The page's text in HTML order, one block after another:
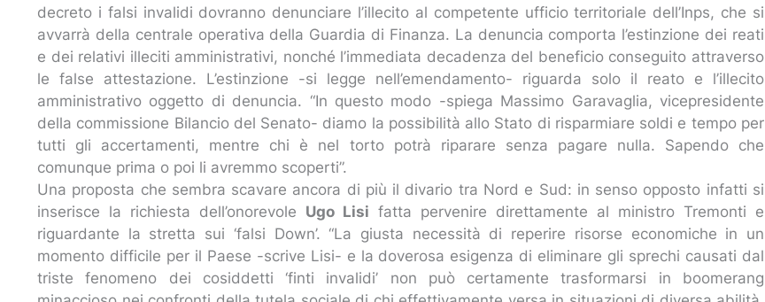
decreto i falsi invalidi dovranno denunciare l’illecito al competente ufficio territoriale dell’Inps, che si
avvarrà della centrale operativa della Guardia di Finanza. La denuncia comporta l’estinzione dei reati
e dei relativi illeciti amministrativi, nonché l’immediata decadenza del beneficio conseguito attraverso
le false attestazione. L’estinzione -si legge nell’emendamento- riguarda solo il reato e l’illecito
amministrativo oggetto di denuncia. “In questo modo -spiega Massimo Garavaglia, vicepresidente
della commissione Bilancio del Senato- diamo la possibilità allo Stato di risparmiare soldi e tempo per
tutti gli accertamenti, mentre chi è nel torto potrà riparare senza pagare nulla. Sapendo che
comunque prima o poi li avremmo scoperti”.
Una proposta che sembra scavare ancora di più il divario tra Nord e Sud: in senso opposto infatti si
inserisce la richiesta dell’onorevole Ugo Lisi fatta pervenire direttamente al ministro Tremonti e
riguardante la stretta sui ‘falsi Down’. “La giusta necessità di reperire risorse economiche in un
momento difficile per il Paese -scrive Lisi- e la doverosa esigenza di eliminare gli sprechi causati dal
triste fenomeno dei cosiddetti ‘finti invalidi’ non può certamente trasformarsi in boomerang